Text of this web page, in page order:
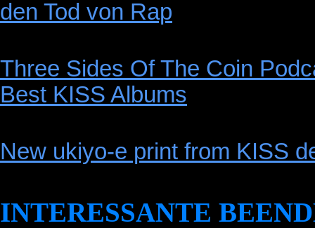
den Tod von Rap
Three Sides Of The Coin
Best KISS Albums
New ukiyo-e print from KISS
INTERESSANTE